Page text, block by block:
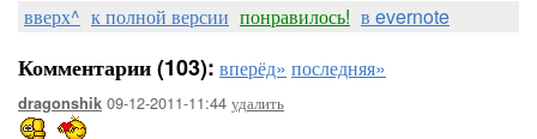
вверх^ к полной версии понравилось! в evernote
Комментарии (103): вперёд» последняя»
dragonshik 09-12-2011-11:44 удалить